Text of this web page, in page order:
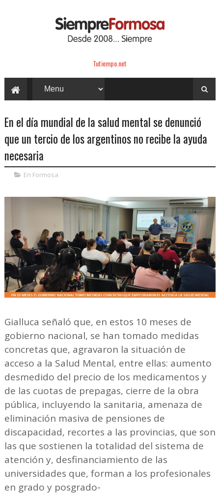
Tutiempo.net
En el día mundial de la salud mental se denunció
que un tercio de los argentinos no recibe la ayuda
necesaria
En Formosa
Gialluca señaló que, en estos 10 meses de
gobierno nacional, se han tomado medidas
concretas que, agravaron la situación de
acceso a la Salud Mental, entre ellas: aumento
desmedido del precio de los medicamentos y
de las cuotas de prepagas, cierre de la obra
pública, incluyendo la sanitaria, amenaza de
eliminación masiva de pensiones de
discapacidad, recortes a las provincias, que son
las que sostienen la totalidad del sistema de
atención y, desfinanciamiento de las
universidades que, forman a los profesionales
en grado y posgrado-